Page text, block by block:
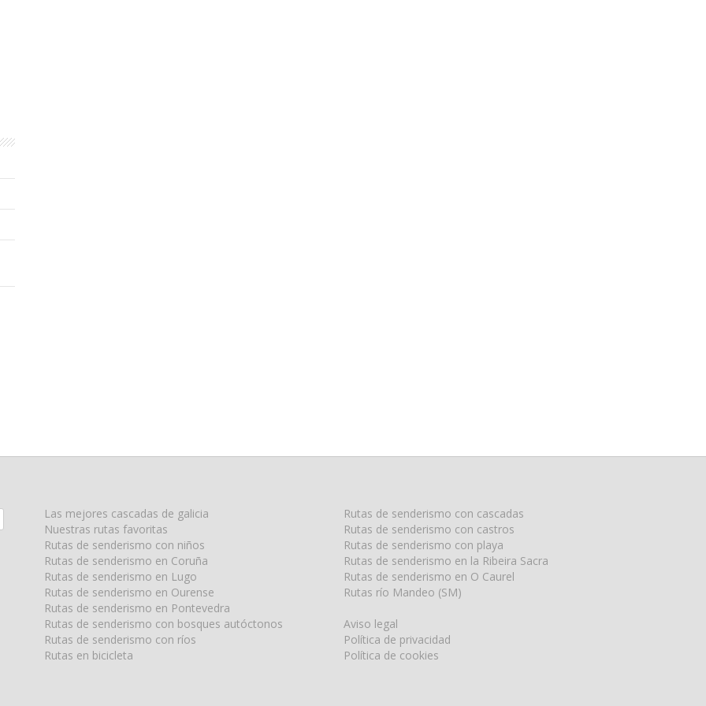
Las mejores cascadas de galicia
Nuestras rutas favoritas
Rutas de senderismo con niños
Rutas de senderismo en Coruña
Rutas de senderismo en Lugo
Rutas de senderismo en Ourense
Rutas de senderismo en Pontevedra
Rutas de senderismo con bosques autóctonos
Rutas de senderismo con ríos
Rutas en bicicleta
Rutas de senderismo con cascadas
Rutas de senderismo con castros
Rutas de senderismo con playa
Rutas de senderismo en la Ribeira Sacra
Rutas de senderismo en O Caurel
Rutas río Mandeo (SM)
Aviso legal
Política de privacidad
Política de cookies